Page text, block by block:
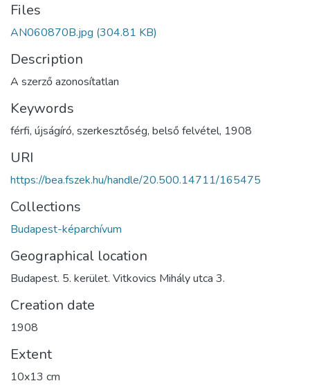
Files
AN060870B.jpg (304.81 KB)
Description
A szerző azonosítatlan
Keywords
férfi, újságíró, szerkesztőség, belső felvétel, 1908
URI
https://bea.fszek.hu/handle/20.500.14711/165475
Collections
Budapest-képarchívum
Geographical location
Budapest. 5. kerület. Vitkovics Mihály utca 3.
Creation date
1908
Extent
10x13 cm